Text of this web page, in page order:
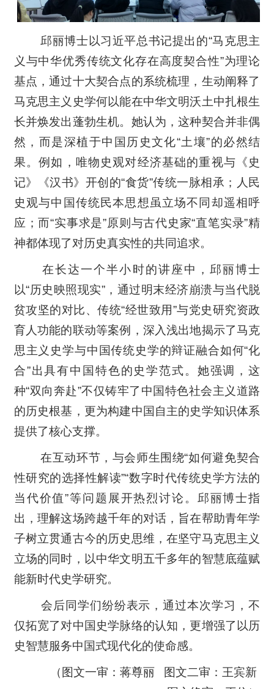
邱丽博士以习近平总书记提出的“马克思主
义与中华优秀传统文化存在高度契合性”为理论
基点，通过十大契合点的系统梳理，生动阐释了
马克思主义史学何以能在中华文明沃土中扎根生
长并焕发出蓬勃生机。她认为，这种契合并非偶
然，而是深植于中国历史文化“土壤”的必然结
果。例如，唯物史观对经济基础的重视与《史
记》《汉书》开创的“食货”传统一脉相承；人民
史观与中国传统民本思想虽立场不同却遥相呼
应；而“实事求是”原则与古代史家“直笔实录”精
神都体现了对历史真实性的共同追求。
在长达一个半小时的讲座中，邱丽博士
以“历史映照现实”，通过明末经济崩溃与当代脱
贫攻坚的对比、传统“经世致用”与党史研究资政
育人功能的联动等案例，深入浅出地揭示了马克
思主义史学与中国传统史学的辩证融合如何“化
合”出具有中国特色的史学范式。她强调，这
种“双向奔赴”不仅铸牢了中国特色社会主义道路
的历史根基，更为构建中国自主的史学知识体系
提供了核心支撑。
在互动环节，与会师生围绕“如何避免契合
性研究的选择性解读”“数字时代传统史学方法的
当代价值”等问题展开热烈讨论。邱丽博士指
出，理解这场跨越千年的对话，旨在帮助青年学
子树立贯通古今的历史思维，在坚守马克思主义
立场的同时，以中华文明五千多年的智慧底蕴赋
能新时代史学研究。
会后同学们纷纷表示，通过本次学习，不
仅拓宽了对中国史学脉络的认知，更增强了以历
史智慧服务中国式现代化的使命感。
（图文一审：蒋尊丽 图文二审：王宾新